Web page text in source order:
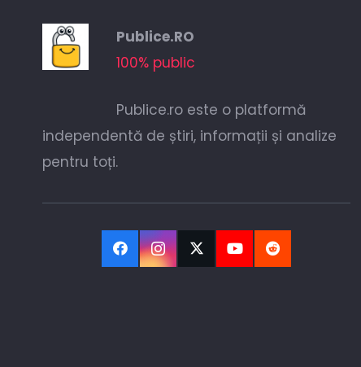
Publice.RO
100% public
Publice.ro este o platformă
independentă de știri, informații și analize
pentru toți.